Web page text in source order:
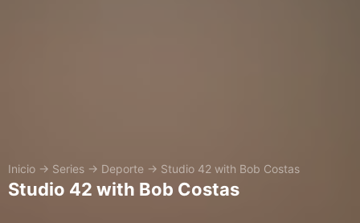
Inicio → Series → Deporte → Studio 42 with Bob Costas
Studio 42 with Bob Costas